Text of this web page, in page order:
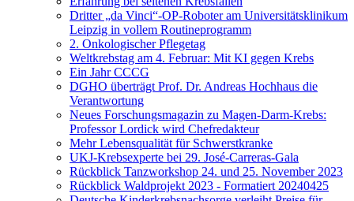
Dritter „da Vinci“-OP-Roboter am Universitätsklinikum
Leipzig in vollem Routineprogramm
2. Onkologischer Pflegetag
Weltkrebstag am 4. Februar: Mit KI gegen Krebs
Ein Jahr CCCG
DGHO überträgt Prof. Dr. Andreas Hochhaus die
Verantwortung
Neues Forschungsmagazin zu Magen-Darm-Krebs:
Professor Lordick wird Chefredakteur
Mehr Lebensqualität für Schwerstkranke
UKJ-Krebsexperte bei 29. José-Carreras-Gala
Rückblick Tanzworkshop 24. und 25. November 2023
Rückblick Waldprojekt 2023 - Formatiert 20240425